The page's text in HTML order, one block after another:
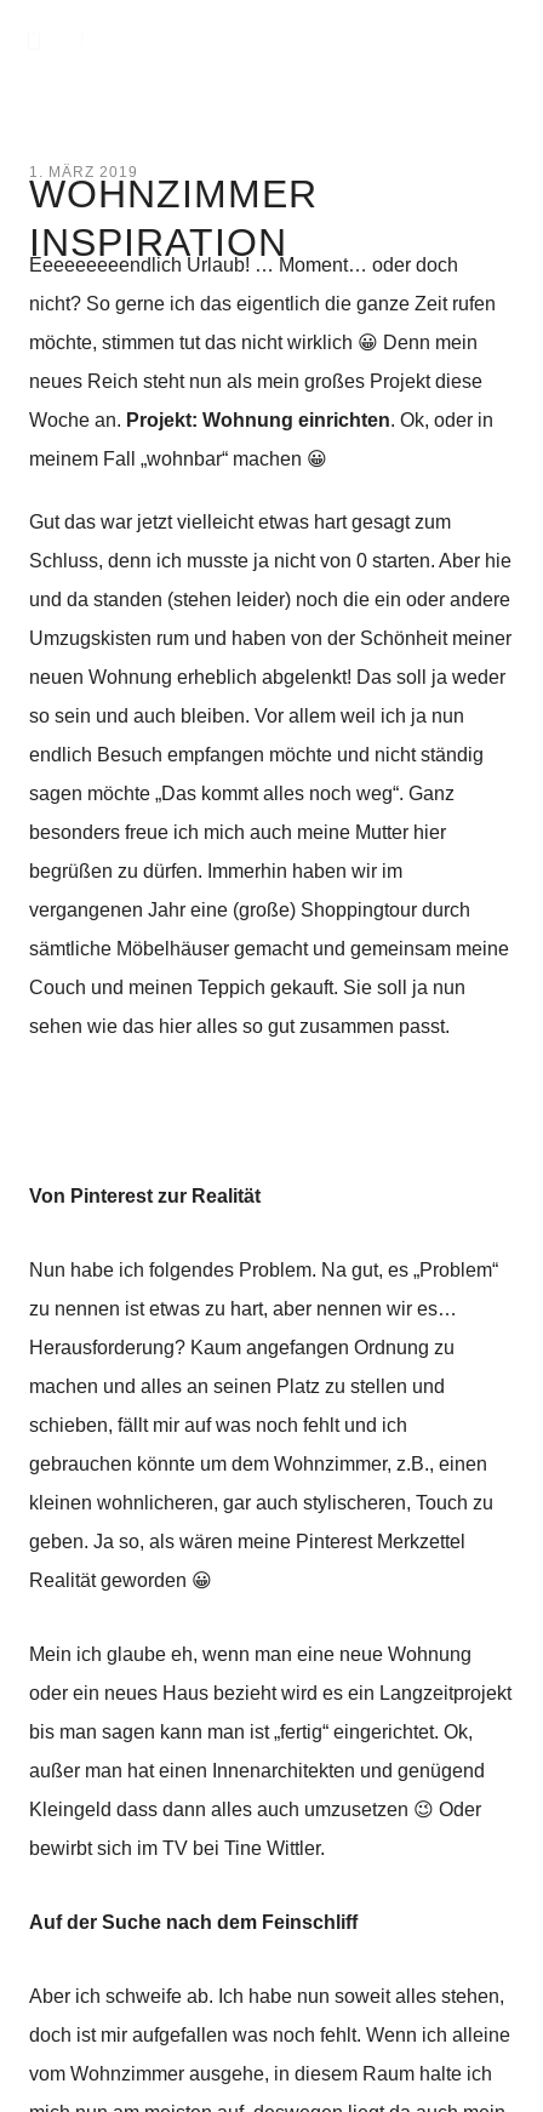
1. MÄRZ 2019
WOHNZIMMER
INSPIRATION
Eeeeeeeeendlich Urlaub! … Moment… oder doch
nicht? So gerne ich das eigentlich die ganze Zeit rufen
möchte, stimmen tut das nicht wirklich 😀 Denn mein
neues Reich steht nun als mein großes Projekt diese
Woche an. Projekt: Wohnung einrichten. Ok, oder in
meinem Fall „wohnbar“ machen 😀
Gut das war jetzt vielleicht etwas hart gesagt zum
Schluss, denn ich musste ja nicht von 0 starten. Aber hie
und da standen (stehen leider) noch die ein oder andere
Umzugskisten rum und haben von der Schönheit meiner
neuen Wohnung erheblich abgelenkt! Das soll ja weder
so sein und auch bleiben. Vor allem weil ich ja nun
endlich Besuch empfangen möchte und nicht ständig
sagen möchte „Das kommt alles noch weg“. Ganz
besonders freue ich mich auch meine Mutter hier
begrüßen zu dürfen. Immerhin haben wir im
vergangenen Jahr eine (große) Shoppingtour durch
sämtliche Möbelhäuser gemacht und gemeinsam meine
Couch und meinen Teppich gekauft. Sie soll ja nun
sehen wie das hier alles so gut zusammen passt.
Von Pinterest zur Realität
Nun habe ich folgendes Problem. Na gut, es „Problem“
zu nennen ist etwas zu hart, aber nennen wir es…
Herausforderung? Kaum angefangen Ordnung zu
machen und alles an seinen Platz zu stellen und
schieben, fällt mir auf was noch fehlt und ich
gebrauchen könnte um dem Wohnzimmer, z.B., einen
kleinen wohnlicheren, gar auch stylischeren, Touch zu
geben. Ja so, als wären meine Pinterest Merkzettel
Realität geworden 😀
Mein ich glaube eh, wenn man eine neue Wohnung
oder ein neues Haus bezieht wird es ein Langzeitprojekt
bis man sagen kann man ist „fertig“ eingerichtet. Ok,
außer man hat einen Innenarchitekten und genügend
Kleingeld dass dann alles auch umzusetzen 😉 Oder
bewirbt sich im TV bei Tine Wittler.
Auf der Suche nach dem Feinschliff
Aber ich schweife ab. Ich habe nun soweit alles stehen,
doch ist mir aufgefallen was noch fehlt. Wenn ich alleine
vom Wohnzimmer ausgehe, in diesem Raum halte ich